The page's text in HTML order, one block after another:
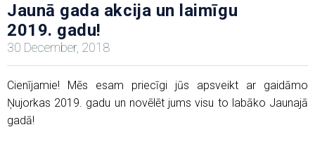
Jaunā gada akcija un laimīgu
2019. gadu!
30 December, 2018
Cienījamie! Mēs esam priecīgi jūs apsveikt ar gaidāmo
Ņujorkas 2019. gadu un novēlēt jums visu to labāko Jaunajā
gadā!